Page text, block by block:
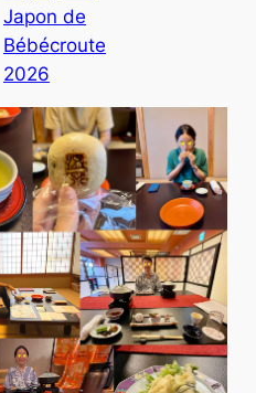
Japon de
Bébécroute
2026